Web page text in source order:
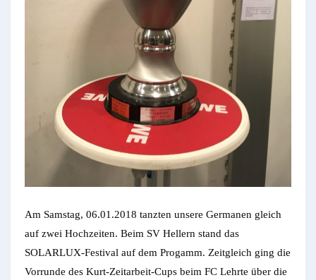
Am Samstag, 06.01.2018 tanzten unsere Germanen gleich
auf zwei Hochzeiten. Beim SV Hellern stand das
SOLARLUX-Festival auf dem Progamm. Zeitgleich ging die
Vorrunde des Kurt-Zeitarbeit-Cups beim FC Lehrte über die